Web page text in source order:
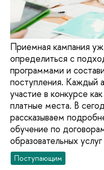
Приемная кампания
определиться с
программами и
поступления. Каждый
участие в конкурсе
платные места. В
рассказываем
обучение по
образовательных
Поступающим